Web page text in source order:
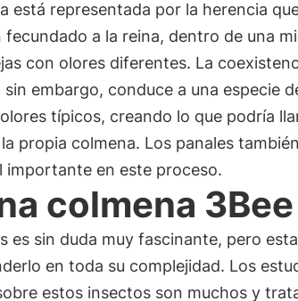
está representada por la herencia
fecundado a la reina, dentro de una
con olores diferentes. La
embargo, conduce a una especie
típicos, creando lo que podría
propia colmena. Los panales también
importante en este proceso.
colmena 3Bee
es sin duda muy fascinante, pero
en toda su complejidad. Los
estos insectos son muchos y